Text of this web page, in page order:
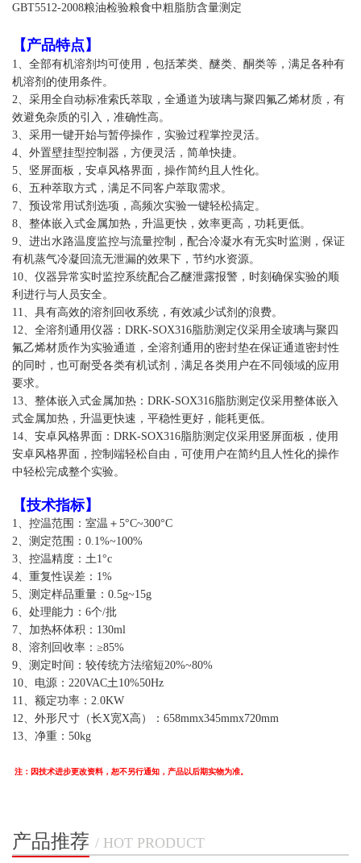
GBT5512-2008粮油检验粮食中粗脂肪含量测定
【产品特点 】
1、全部有机溶剂均可使用，包括苯类、醚类、酮类等，满足各种有
机溶剂的使用条件。
2、采用全自动标准索氏萃取，全通道为玻璃与聚四氟乙烯材质，有
效避免杂质的引入，准确性高。
3、采用一键开始与暂停操作，实验过程掌控灵活。
4、外置壁挂型控制器，方便灵活，简单快捷。
5、竖屏面板，安卓风格界面，操作简约且人性化。
6、五种萃取方式，满足不同客户萃取需求。
7、预设常用试剂选项，高频次实验一键轻松搞定。
8、整体嵌入式金属加热，升温更快，效率更高，功耗更低。
9、进出水路温度监控与流量控制，配合冷凝水有无实时监测，保证
有机蒸气冷凝回流无泄漏的效果下，节约水资源。
10、仪器异常实时监控系统配合乙醚泄露报警，时刻确保实验的顺
利进行与人员安全。
11、具有高效的溶剂回收系统，有效减少试剂的浪费。
12、全溶剂通用仪器：DRK-SOX316脂肪测定仪采用全玻璃与聚四
氟乙烯材质作为实验通道，全溶剂通用的密封垫在保证通道密封性
的同时，也可耐受各类有机试剂，满足各类用户在不同领域的应用
要求。
13、整体嵌入式金属加热：DRK-SOX316脂肪测定仪采用整体嵌入
式金属加热，升温更快速，平稳性更好，能耗更低。
14、安卓风格界面：DRK-SOX316脂肪测定仪采用竖屏面板，使用
安卓风格界面，控制端轻松自由，可使用户在简约且人性化的操作
中轻松完成整个实验。
【技术指标】
1、控温范围：室温＋5°C~300°C
2、测定范围：0.1%~100%
3、控温精度：土1°c
4、重复性误差：1%
5、测定样品重量：0.5g~15g
6、处理能力：6个/批
7、加热杯体积：130ml
8、溶剂回收率：≥85%
9、测定时间：较传统方法缩短20%~80%
10、电源：220VAC土10%50Hz
11、额定功率：2.0KW
12、外形尺寸（长X宽X高）：658mmx345mmx720mm
13、净重：50kg
注：因技术进步更改资料，恕不另行通知，产品以后期实物为准。
产品推荐 / HOT PRODUCT